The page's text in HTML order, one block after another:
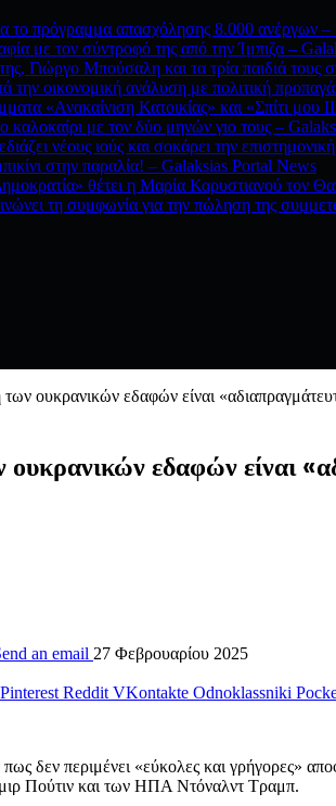
το πρόγραμμα απασχόλησης 8.000 ανέργων
με τον σύντροφό της από την Ίμπιζα –
Γιώργο Μπούσαλη και τα τρία παιδιά τους
οικονομική ανάλυση με πολιτική
«Ανακαίνιση Κατοικίας» και «Σπίτι μου
με τον δύο μηνών γιο τους –
νέους ιούς και σοκάρει την
στην παραλία! – Galaksias Portal News
θέτει η Μαρία Καρυστιανού τον
τη συμφωνία για την πώληση της
ουκρανικών εδαφών είναι
εδαφών είναι
an email 27 Φεβρουαρίου 2025
Pinterest Reddit VKontakte Odnoklassniki
δεν περιμένει «εύκολες και γρήγορες»
Πούτιν και των ΗΠΑ Ντόναλντ Τραμπ.